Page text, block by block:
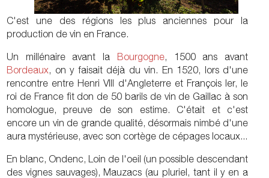
C'est une des régions les plus anciennes pour la
production de vin en France.
Un millénaire avant la Bourgogne, 1500 ans avant
Bordeaux, on y faisait déjà du vin. En 1520, lors d'une
rencontre entre Henri VIII d'Angleterre et François Ier, le
roi de France fit don de 50 barils de vin de Gaillac à son
homologue, preuve de son estime. C'était et c'est
encore un vin de grande qualité, désormais nimbé d'une
aura mystérieuse, avec son cortège de cépages locaux...
En blanc, Ondenc, Loin de l'oeil (un possible descendant
des vignes sauvages), Mauzacs (au pluriel, tant il y en a